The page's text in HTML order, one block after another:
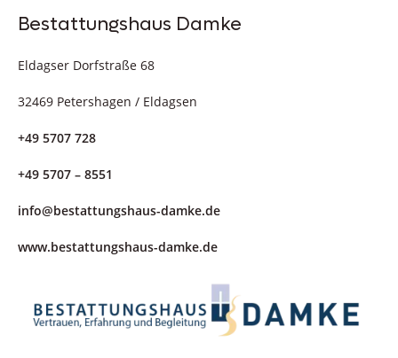
Bestattungshaus Damke
Eldagser Dorfstraße 68
32469 Petershagen / Eldagsen
+49 5707 728
+49 5707 – 8551
info@bestattungshaus-damke.de
www.bestattungshaus-damke.de